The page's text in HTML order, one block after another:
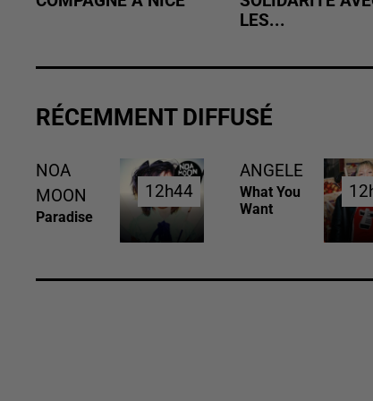
LES...
RÉCEMMENT DIFFUSÉ
NOA
MOON
Paradise
12h44
12h44
ANGELE
What You
Want